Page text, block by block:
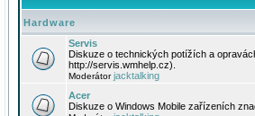
Hardware
Servis
Diskuze o technických potížích a
http://servis.wmhelp.cz).
Moderátorjacktalking
Acer
Diskuze o Windows Mobile zařízeních